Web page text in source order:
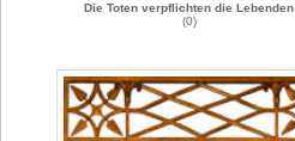
Die Toten verpflichten die Lebenden
(0)